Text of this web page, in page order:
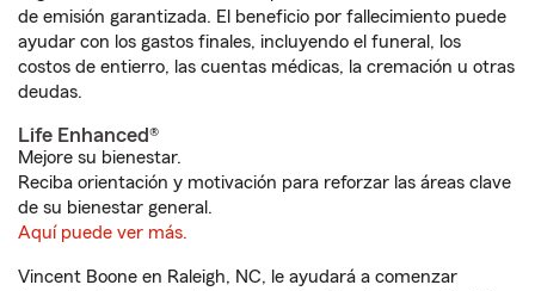
de emisión garantizada. El beneficio por fallecimiento puede
ayudar con los gastos finales, incluyendo el funeral, los
costos de entierro, las cuentas médicas, la cremación u otras
deudas.
Life Enhanced®
Mejore su bienestar.
Reciba orientación y motivación para reforzar las áreas clave
de su bienestar general.
Aquí puede ver más.
Vincent Boone en Raleigh, NC, le ayudará a comenzar